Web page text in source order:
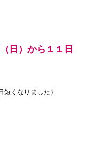
日）から１１日
短くなりました）